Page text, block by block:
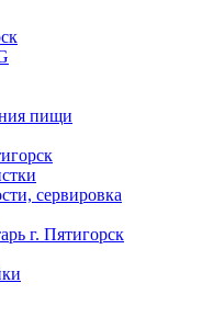
пищи
сервировка
г. Пятигорск